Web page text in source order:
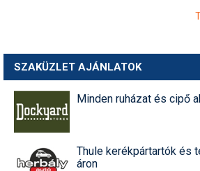
SZAKÜZLET AJÁNLATOK
Minden ruházat és cipő
Thule kerékpártartók és
áron